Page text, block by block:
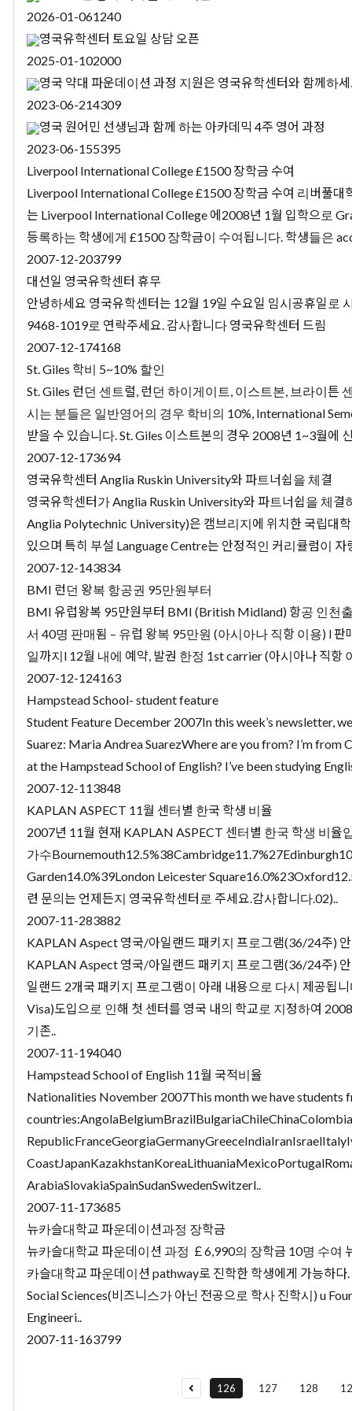
2026-01-061240
영국유학센터 토요일 상담 오픈
2025-01-102000
영국 약대 파운데이션 과정 지원은 영국유학센터와 함께하
2023-06-214309
영국 원어민 선생님과 함께 하는 아카데믹 4주 영어 과정
2023-06-155395
Liverpool International College £1500 장학금 수여
Liverpool International College £1500 장학금 수여 리버풀대
는 Liverpool International College 에2008년 1월 입학으로
등록하는 학생에게 £1500 장학금이 수여됩니다. 학생들은
2007-12-203799
대선일 영국유학센터 휴무
안녕하세요 영국유학센터는 12월 19일 수요일 임시공휴일로
9468-1019로 연락주세요. 감사합니다 영국유학센터 드림
2007-12-174168
St. Giles 학비 5~10% 할인
St. Giles 런던 센트럴, 런던 하이게이트, 이스트본, 브라이튼
시는 분들은 일반영어의 경우 학비의 10%, International
받을 수 있습니다. St. Giles 이스트본의 경우 2008년 1~3월에
2007-12-173694
영국유학센터 Anglia Ruskin University와 파트너쉽을 체결
영국유학센터가 Anglia Ruskin University와 파트너쉽을 체
Anglia Polytechnic University)은 캠브리지에 위치한 국립대
있으며 특히 부설 Language Centre는 안정적인 커리큘럼이
2007-12-143834
BMI 런던 왕복 항공권 95만원부터
BMI 유럽왕복 95만원부터 BMI (British Midland) 항공 인천
서 40명 판매됨 – 유럽 왕복 95만원 (아시아나 직항 이용) l
일까지l 12월 내에 예약, 발권 한정 1st carrier (아시아나 직항
2007-12-124163
Hampstead School- student feature
Student Feature December 2007In this week’s newsletter,
Suarez: Maria Andrea SuarezWhere are you from? I’m
at the Hampstead School of English? I’ve been studying
2007-12-113848
KAPLAN ASPECT 11월 센터별 한국 학생 비율
2007년 11월 현재 KAPLAN ASPECT 센터별 한국 학생 비
가수
Garden14.0%39London Leicester
련 문의는 언제든지 영국유학센터로 주세요.감사합니다.02)..
2007-11-283882
KAPLAN Aspect 영국/아일랜드 패키지 프로그램(36/24주)
KAPLAN Aspect 영국/아일랜드 패키지 프로그램(36/24주)
일랜드 2개국 패키지 프로그램이 아래 내용으로 다시 제공됩
Visa)도입으로 인해 첫 센터를 영국 내의 학교로 지정하여
기존..
2007-11-194040
Hampstead School of English 11월 국적비율
Nationalities November 2007This month we have students
ArabiaSlovakiaSpainSudanSwedenSwitzerl..
2007-11-173685
뉴카슬대학교 파운데이션과정 장학금
뉴카슬대학교 파운데이션 과정 ￡6,990의 장학금 10명 수여
카슬대학교 파운데이션 pathway로 진학한 학생에게 가능하
Social Sciences(비즈니스가 아닌 전공으로 학사 진학시) u
Engineeri..
2007-11-163799
126 127 128